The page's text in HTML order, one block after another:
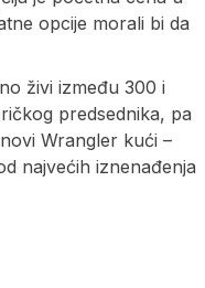
opcije morali bi da
živi između 300 i
predsednika, pa
Wrangler kući –
najvećih iznenađenja